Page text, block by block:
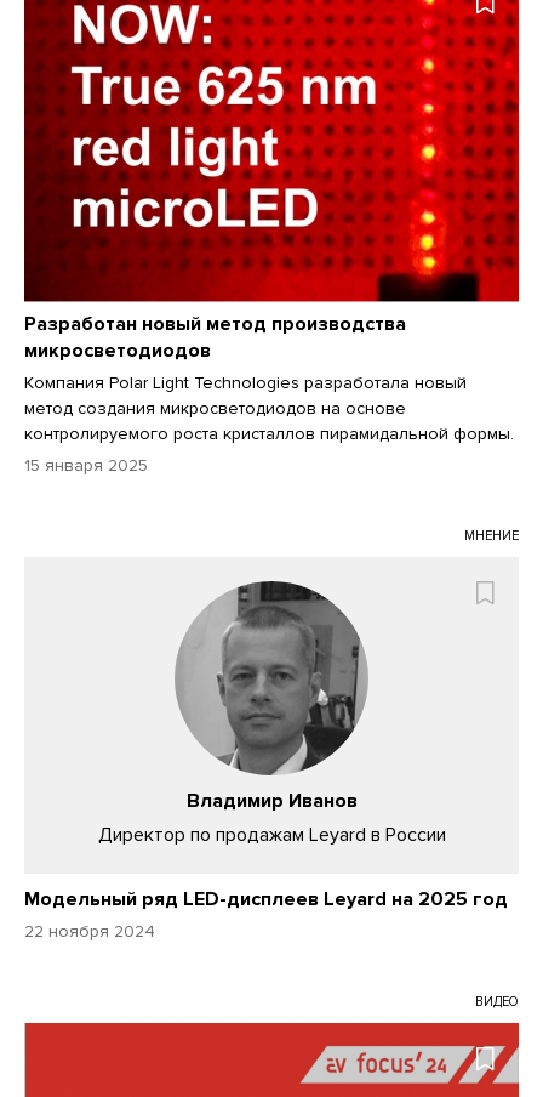
Разработан новый метод производства
микросветодиодов
Компания Polar Light Technologies разработала новый
метод создания микросветодиодов на основе
контролируемого роста кристаллов пирамидальной формы.
15 января 2025
МНЕНИЕ
Владимир Иванов
Директор по продажам Leyard в России
Модельный ряд LED-дисплеев Leyard на 2025 год
22 ноября 2024
ВИДЕО